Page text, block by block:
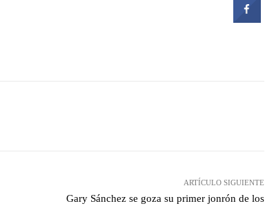
ARTÍCULO SIGUIENTE
Gary Sánchez se goza su primer jonrón de los